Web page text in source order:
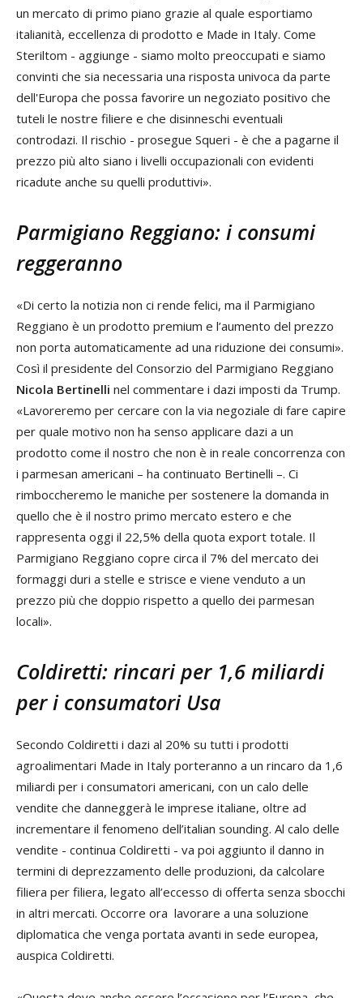
un mercato di primo piano grazie al quale esportiamo
italianità, eccellenza di prodotto e Made in Italy. Come
Steriltom - aggiunge - siamo molto preoccupati e siamo
convinti che sia necessaria una risposta univoca da parte
dell'Europa che possa favorire un negoziato positivo che
tuteli le nostre filiere e che disinneschi eventuali
controdazi. Il rischio - prosegue Squeri - è che a pagarne il
prezzo più alto siano i livelli occupazionali con evidenti
ricadute anche su quelli produttivi».
Parmigiano Reggiano: i consumi
reggeranno
«Di certo la notizia non ci rende felici, ma il Parmigiano
Reggiano è un prodotto premium e l’aumento del prezzo
non porta automaticamente ad una riduzione dei consumi».
Così il presidente del Consorzio del Parmigiano Reggiano
Nicola Bertinelli nel commentare i dazi imposti da Trump.
«Lavoreremo per cercare con la via negoziale di fare capire
per quale motivo non ha senso applicare dazi a un
prodotto come il nostro che non è in reale concorrenza con
i parmesan americani – ha continuato Bertinelli –. Ci
rimboccheremo le maniche per sostenere la domanda in
quello che è il nostro primo mercato estero e che
rappresenta oggi il 22,5% della quota export totale. Il
Parmigiano Reggiano copre circa il 7% del mercato dei
formaggi duri a stelle e strisce e viene venduto a un
prezzo più che doppio rispetto a quello dei parmesan
locali».
Coldiretti: rincari per 1,6 miliardi
per i consumatori Usa
Secondo Coldiretti i dazi al 20% su tutti i prodotti
agroalimentari Made in Italy porteranno a un rincaro da 1,6
miliardi per i consumatori americani, con un calo delle
vendite che danneggerà le imprese italiane, oltre ad
incrementare il fenomeno dell’italian sounding. Al calo delle
vendite - continua Coldiretti - va poi aggiunto il danno in
termini di deprezzamento delle produzioni, da calcolare
filiera per filiera, legato all’eccesso di offerta senza sbocchi
in altri mercati. Occorre ora lavorare a una soluzione
diplomatica che venga portata avanti in sede europea,
auspica Coldiretti.